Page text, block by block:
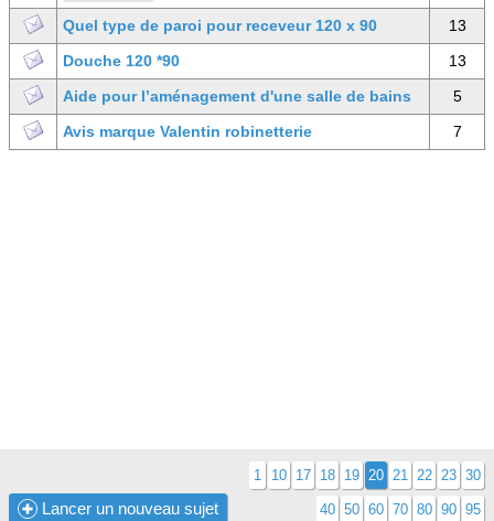
Quel type de paroi pour receveur 120 x 90
13
Douche 120 *90
13
Aide pour l’aménagement d'une salle de bains
5
Avis marque Valentin robinetterie
7
Lancer un nouveau sujet
1 10 17 18 19 20 21 22 23 30
40 50 60 70 80 90 95